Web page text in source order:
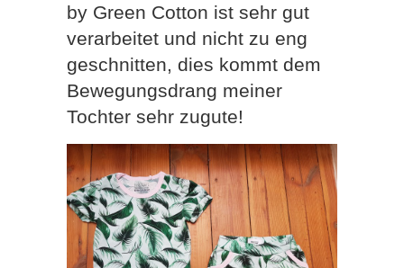
by Green Cotton ist sehr gut
verarbeitet und nicht zu eng
geschnitten, dies kommt dem
Bewegungsdrang meiner
Tochter sehr zugute!